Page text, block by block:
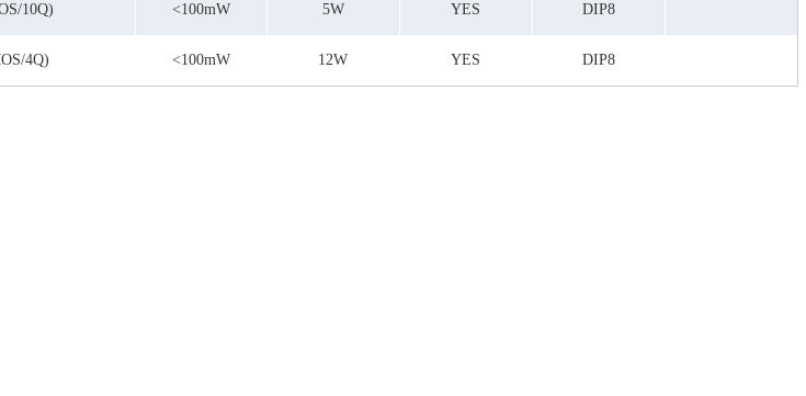
10Q) <100mW 5W YES DIP8
4Q) <100mW 12W YES DIP8